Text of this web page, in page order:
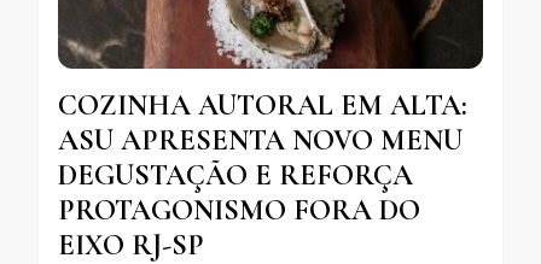
COZINHA AUTORAL EM ALTA:
ASU APRESENTA NOVO MENU
DEGUSTAÇÃO E REFORÇA
PROTAGONISMO FORA DO
EIXO RJ-SP